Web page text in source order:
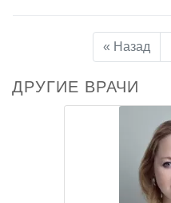
« Назад
ДРУГИЕ ВРАЧИ